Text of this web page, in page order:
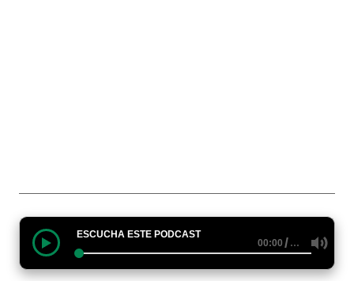
ESCUCHA ESTE PODCAST
00:00 /…